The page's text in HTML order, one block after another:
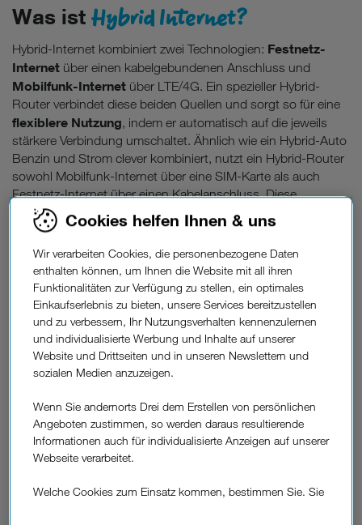
Was ist Hybrid Internet?
Hybrid-Internet kombiniert zwei Technologien: Festnetz-
Internet über einen kabelgebundenen Anschluss und
Mobilfunk-Internet über LTE/4G. Ein spezieller Hybrid-
Router verbindet diese beiden Quellen und sorgt so für eine
flexiblere Nutzung, indem er automatisch auf die jeweils
stärkere Verbindung umschaltet. Ähnlich wie ein Hybrid-Auto
Benzin und Strom clever kombiniert, nutzt ein Hybrid-Router
sowohl Mobilfunk-Internet über eine SIM-Karte als auch
Festnetz-Internet über einen Kabelanschluss. Diese
Technologie war besonders hilfreich, um in ländlichen oder
infrastrukturell schwächer entwickelten Regionen eine
stabilere und schnellere Internetverbindung bereitzustellen.
Wiefunktionierthybrides
Internet?
Stellen Sie sich vor, Ihr Festnetz-Internet ist die Basis Ihrer
Verbindung – stabil und für alltägliche Anwendungen wie E-
Mails oder Surfen völlig ausreichend. Doch wenn plötzlich
Streaming oder das Herunterladen großer Dateien, schaltet
der Hybrid-Routerautomatischdie Mobilfunkverbindung
hinzu. Diese flexible Verknüpfung sorgte in der Vergangenheit
für einbesseres Nutzererlebnis
Cookies helfen Ihnen & uns
Wir verarbeiten Cookies, die personenbezogene Daten
enthalten können, um Ihnen die Website mit all ihren
Funktionalitäten zur Verfügung zu stellen, ein optimales
Einkaufserlebnis zu bieten, unsere Services bereitzustellen
und zu verbessern, Ihr Nutzungsverhalten kennenzulernen
und individualisierte Werbung und Inhalte auf unserer
Website und Drittseiten und in unseren Newslettern und
sozialen Medien anzuzeigen.
Wenn Sie andernorts Drei dem Erstellen von persönlichen
Angeboten zustimmen, so werden daraus resultierende
Informationen auch für individualisierte Anzeigen auf unserer
Webseite verarbeitet.
Welche Cookies zum Einsatz kommen, bestimmen Sie. Sie